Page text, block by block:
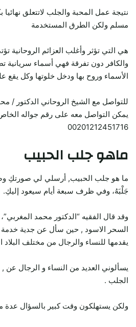
نتيجة عمل المحبة والجلب لاتتعلق
مسلم ولكن الطرق المستخدمة
هي التي تؤثر وأغلب العزائم الروحانية
والكافر دون تفرقة فهي أسماء سريانية
الأسماء وروح بها ودخل خلوتها وكل يقع
للتواصل مع الشيخ الروحاني الدكتور /
يمكن التواصل معه على رقم جواله
00201212451716
ماهو جلب الحبيب
ما هو جلب الحبيب, أرسلي لي صورتكِ
جَلْبَهُ، وفي ظرف سبعة أيام سيعود إليكِ.
وقد قال الفقيه “الدكتور محمد
السحر الاسود , حين سأل عن جدية خدمة
يقدمها للنساء والرجال من مختلف البلاد
يسألوني العديد من النساء و الرجال
الجلب .
ولكن يستهلكون وقت كبير بالسؤال